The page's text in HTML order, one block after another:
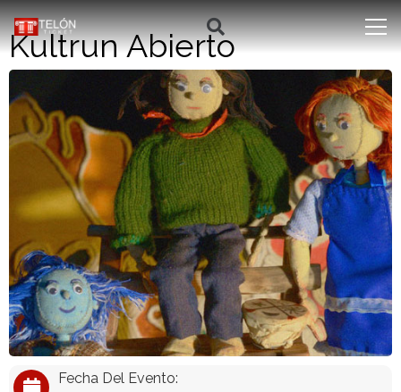
Kultrun Abierto
Fecha Del Evento: